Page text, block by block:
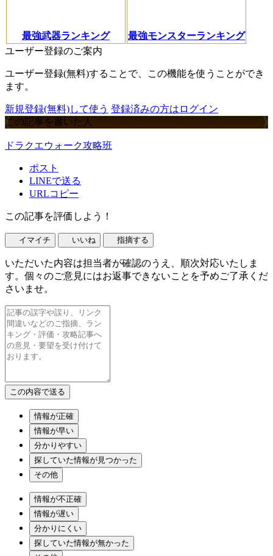
最強武器ランキング
最強モンスターランキング
ユーザー登録のご案内
ユーザー登録(無料)することで、この機能を使うことができ
ます。
新規登録(無料)して使う 登録済みの方はログイン
この記事を書いた人
ドラクエウォーク攻略班
ポスト
LINEで送る
URLコピー
この記事を評価しよう！
イマイチ いいね 指摘する
いただいた内容は担当者が確認のうえ、順次対応いたしま
す。個々のご意見にはお返事できないことを予めご了承くだ
さいませ。
情報が正確
情報が早い
分かりやすい
探していた情報が見つかった
その他
情報が不正確
情報が遅い
分かりにくい
探していた情報が無かった